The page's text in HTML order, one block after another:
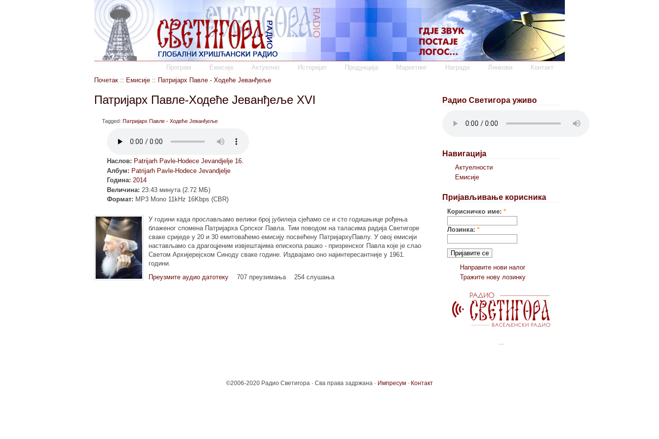
Програм Емисије Актуелно Историјат Продукција Маркетинг Награде Линкови
Контакт
Почетак :: Емисије :: Патријарх Павле - Ходеће Јеванђеље
Патријарх Павле-Ходеће Јеванђеље XVI
Tagged: Патријарх Павле - Ходеће Јеванђеље
Наслов: Patrijarh Pavle-Hodece Jevandjelje 16.
Албум: Patrijarh Pavle-Hodece Jevandjelje
Година: 2014
Величина: 23:43 минута (2.72 МБ)
Формат: MP3 Mono 11kHz 16Kbps (CBR)
У години када прослављамо велики број јубилеја сјећамо се и сто годишњице рођења
блаженог спомена Патријарха Српског Павла. Тим поводом на таласима радија Светигоре
сваке сриједе у 20 и 30 емитоваћемо емисију посвећену ПатријархуПавлу. У овој емисији
настављамо са драгоцјеним извјештајима епископа рашко - призренског Павла које је слао
Светом Архијерејском Синоду сваке године. Издвајамо оно најинтересантније у 1961.
години.
Преузмите аудио датотеку
707 преузимања 254 слушања
Радио Светигора уживо
Навигација
Актуелности
Емисије
Пријављивање корисника
Корисничко име: *
Лозинка: *
Направите нови налог
Тражите нову лозинку
©2006-2020 Радио Светигора · Сва права задржана · Импресум · Контакт